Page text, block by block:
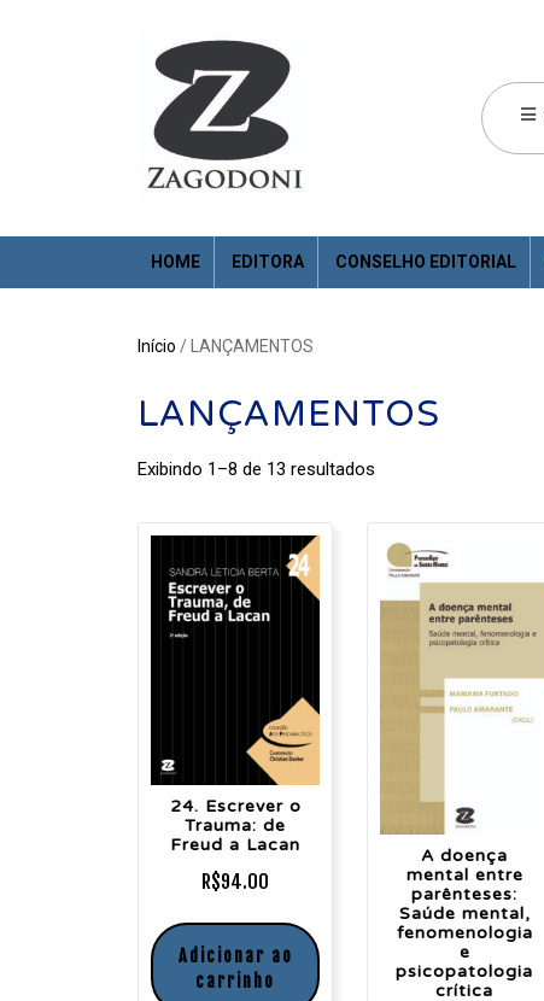
HOME EDITORA CONSELHO EDITORIAL
Início / LANÇAMENTOS
LANÇAMENTOS
Exibindo 1–8 de 13 resultados
24. Escrever o
Trauma: de
Freud a Lacan
R$94.00
Adicionar ao
carrinho
A doença
mental entre
parênteses:
Saúde mental,
fenomenologia
e
psicopatologia
crítica